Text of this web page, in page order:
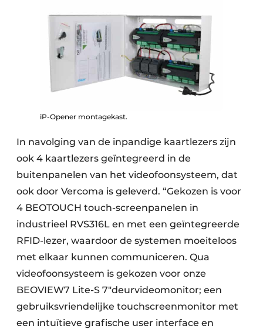
iP-Opener montagekast.
In navolging van de inpandige kaartlezers zijn
ook 4 kaartlezers geïntegreerd in de
buitenpanelen van het videofoonsysteem, dat
ook door Vercoma is geleverd. “Gekozen is voor
4 BEOTOUCH touch-screenpanelen in
industrieel RVS316L en met een geïntegreerde
RFID-lezer, waardoor de systemen moeiteloos
met elkaar kunnen communiceren. Qua
videofoonsysteem is gekozen voor onze
BEOVIEW7 Lite-S 7″deurvideomonitor; een
gebruiksvriendelijke touchscreenmonitor met
een intuïtieve grafische user interface en